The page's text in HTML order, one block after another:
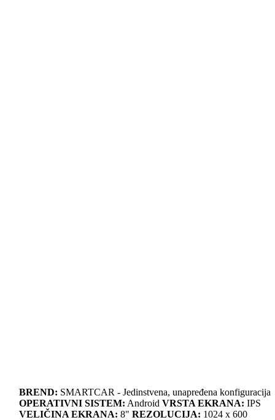
BREND: SMARTCAR - Jedinstvena, unapređena konfiguracija
OPERATIVNI SISTEM: AndroidVRSTA EKRANA: IPS
VELIČINA EKRANA: 8"REZOLUCIJA: 1024 x 600